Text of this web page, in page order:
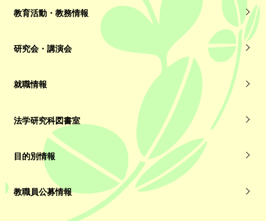
教育活動・教務情報
研究会・講演会
就職情報
法学研究科図書室
目的別情報
教職員公募情報